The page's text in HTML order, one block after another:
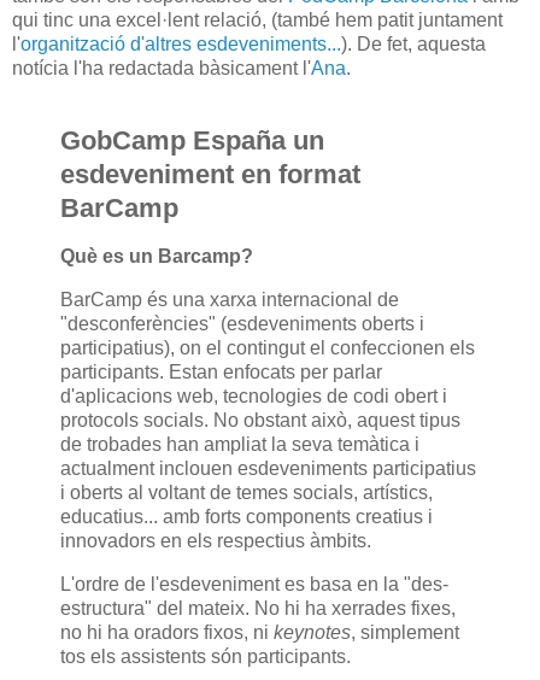
qui tinc una excel·lent relació, (també hem patit juntament
l'organització d'altres esdeveniments...). De fet, aquesta
notícia l'ha redactada bàsicament l'Ana.
GobCamp España un
esdeveniment en format
BarCamp
Què es un Barcamp?
BarCamp és una xarxa internacional de
"desconferències" (esdeveniments oberts i
participatius), on el contingut el confeccionen els
participants. Estan enfocats per parlar
d'aplicacions web, tecnologies de codi obert i
protocols socials. No obstant això, aquest tipus
de trobades han ampliat la seva temàtica i
actualment inclouen esdeveniments participatius
i oberts al voltant de temes socials, artístics,
educatius... amb forts components creatius i
innovadors en els respectius àmbits.
L'ordre de l'esdeveniment es basa en la "des-
estructura" del mateix. No hi ha xerrades fixes,
no hi ha oradors fixos, ni keynotes, simplement
tos els assistents són participants.